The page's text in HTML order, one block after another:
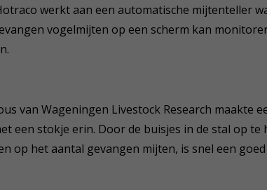
werkt aan een automatische mijtenteller
vogelmijten op een scherm kan
van Wageningen Livestock Research maakte
een stokje erin. Door de buisjes in de stal op
op het aantal gevangen mijten, is snel een